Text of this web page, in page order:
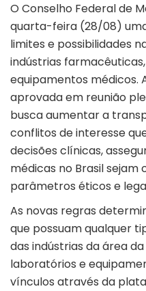
O Conselho Federal de
quarta-feira (28/08)
limites e possibilidades
indústrias
equipamentos médicos.
aprovada em reunião
busca aumentar a
conflitos de interesse
decisões clínicas,
médicas no Brasil sejam
parâmetros éticos e
As novas regras
que possuam qualquer
das indústrias da área
laboratórios e
vínculos através da